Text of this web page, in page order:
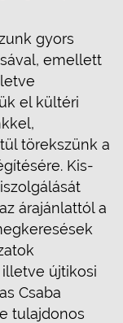
gyors
emellett
el kültéri
törekszünk a
Kis-
árajánlattól a
újtikosi
Csaba
tulajdonos